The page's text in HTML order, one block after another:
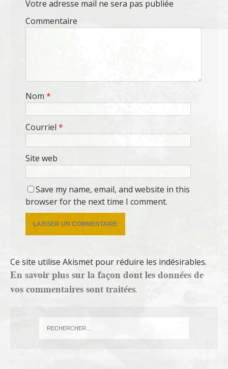
Votre adresse mail ne sera pas publiée
Commentaire
Nom *
Courriel *
Site web
Save my name, email, and website in this
browser for the next time I comment.
Ce site utilise Akismet pour réduire les indésirables.
En savoir plus sur la façon dont les données de
vos commentaires sont traitées.